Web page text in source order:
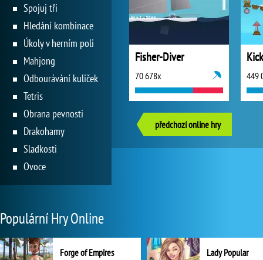
Fisher-Diver
70 678x 449
předchozí online hry
Spojuj tři
Hledání kombinace
Úkoly v herním poli
Mahjong
Odbourávání kuliček
Tetris
Obrana pevnosti
Drakohamy
Sladkosti
Ovoce
Populární Hry Online
Forge of Empires Lady Popular